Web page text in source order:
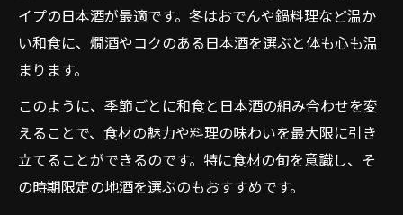
イプの日本酒が最適です。冬はおでんや鍋料理など温か
い和食に、燗酒やコクのある日本酒を選ぶと体も心も温
まります。
このように、季節ごとに和食と日本酒の組み合わせを変
えることで、食材の魅力や料理の味わいを最大限に引き
立てることができるのです。特に食材の旬を意識し、そ
の時期限定の地酒を選ぶのもおすすめです。